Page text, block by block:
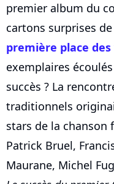
premier album du
cartons surprises
première place
exemplaires
succès ? La
traditionnels
stars de la chanson
Patrick Bruel,
Maurane, Michel